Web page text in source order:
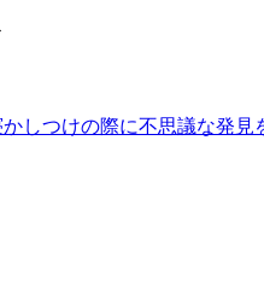
しつけの際に不思議な発